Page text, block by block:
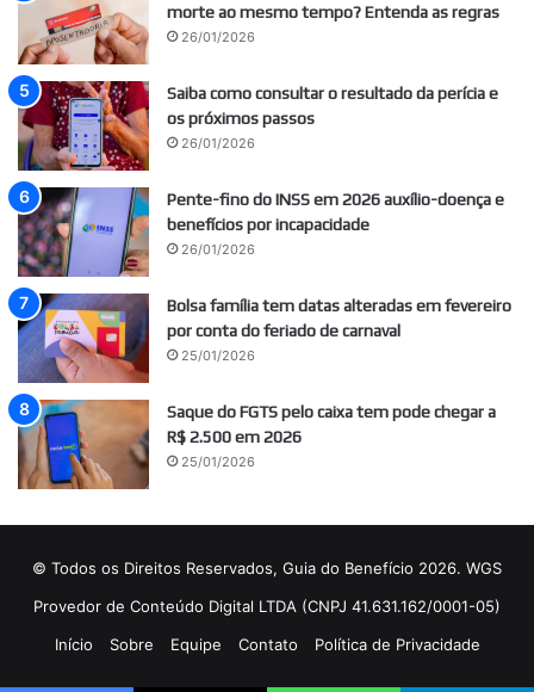
morte ao mesmo tempo? Entenda as regras
26/01/2026
Saiba como consultar o resultado da perícia e
os próximos passos
26/01/2026
Pente-fino do INSS em 2026 auxílio-doença e
benefícios por incapacidade
26/01/2026
Bolsa família tem datas alteradas em fevereiro
por conta do feriado de carnaval
25/01/2026
Saque do FGTS pelo caixa tem pode chegar a
R$ 2.500 em 2026
25/01/2026
© Todos os Direitos Reservados, Guia do Benefício 2026. WGS
Provedor de Conteúdo Digital LTDA (CNPJ 41.631.162/0001-05)
Início
Sobre Equipe Contato Política de Privacidade